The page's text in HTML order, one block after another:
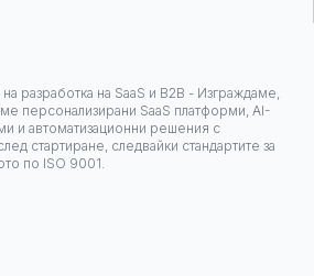
разработка на SaaS и B2B - Изграждаме,
персонализирани SaaS платформи, AI-
и автоматизационни решения с
стартиране, следвайки стандартите за
по ISO 9001.